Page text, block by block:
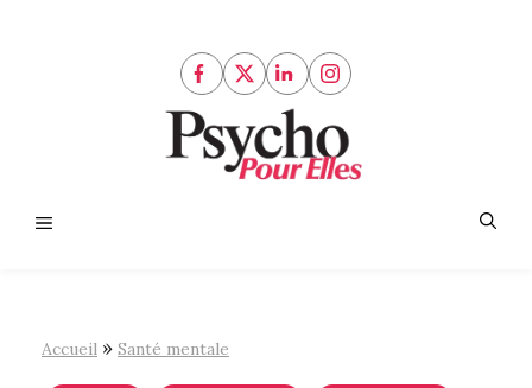
Accueil » Santé mentale